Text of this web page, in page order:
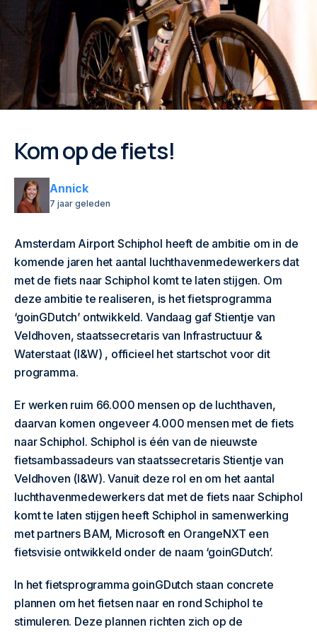
Kom op de fiets!
Annick
7 jaar geleden
Amsterdam Airport Schiphol heeft de ambitie om in de
komende jaren het aantal luchthavenmedewerkers dat
met de fiets naar Schiphol komt te laten stijgen. Om
deze ambitie te realiseren, is het fietsprogramma
‘goinGDutch’ ontwikkeld. Vandaag gaf Stientje van
Veldhoven, staatssecretaris van Infrastructuur &
Waterstaat (I&W) , officieel het startschot voor dit
programma.
Er werken ruim 66.000 mensen op de luchthaven,
daarvan komen ongeveer 4.000 mensen met de fiets
naar Schiphol. Schiphol is één van de nieuwste
fietsambassadeurs van staatssecretaris Stientje van
Veldhoven (I&W). Vanuit deze rol en om het aantal
luchthavenmedewerkers dat met de fiets naar Schiphol
komt te laten stijgen heeft Schiphol in samenwerking
met partners BAM, Microsoft en OrangeNXT een
fietsvisie ontwikkeld onder de naam ‘goinGDutch’.
In het fietsprogramma goinGDutch staan concrete
plannen om het fietsen naar en rond Schiphol te
stimuleren. Deze plannen richten zich op de